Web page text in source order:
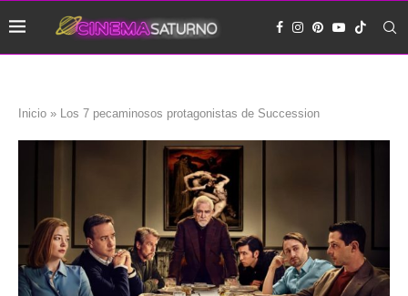
Inicio » Los 7 pecaminosos protagonistas de Succession